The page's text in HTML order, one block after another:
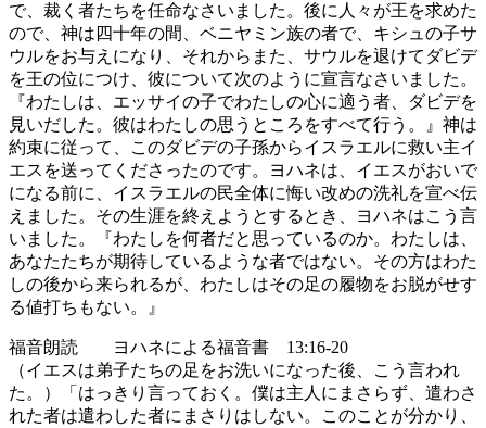
で、裁く者たちを任命なさいました。後に人々が王を求めた
ので、神は四十年の間、ベニヤミン族の者で、キシュの子サ
ウルをお与えになり、それからまた、サウルを退けてダビデ
を王の位につけ、彼について次のように宣言なさいました。
『わたしは、エッサイの子でわたしの心に適う者、ダビデを
見いだした。彼はわたしの思うところをすべて行う。』神は
約束に従って、このダビデの子孫からイスラエルに救い主イ
エスを送ってくださったのです。ヨハネは、イエスがおいで
になる前に、イスラエルの民全体に悔い改めの洗礼を宣べ伝
えました。その生涯を終えようとするとき、ヨハネはこう言
いました。『わたしを何者だと思っているのか。わたしは、
あなたたちが期待しているような者ではない。その方はわた
しの後から来られるが、わたしはその足の履物をお脱がせす
る値打ちもない。』
福音朗読 ヨハネによる福音書 13:16-20
（イエスは弟子たちの足をお洗いになった後、こう言われ
た。）「はっきり言っておく。僕は主人にまさらず、遣わさ
れた者は遣わした者にまさりはしない。このことが分かり、